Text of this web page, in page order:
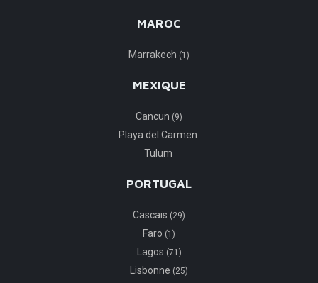
MAROC
Marrakech (1)
MEXIQUE
Cancun (9)
Playa del Carmen
Tulum
PORTUGAL
Cascais (29)
Faro (1)
Lagos (71)
Lisbonne (25)